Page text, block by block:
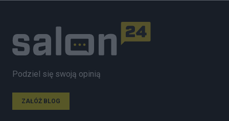
Podziel się swoją opinią
ZAŁÓŻ BLOG